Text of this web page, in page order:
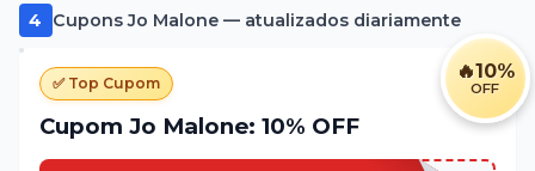
4 CuponsJo Malone— atualizados diariamente
🔥10%
OFF
✅ Top Cupom
Cupom Jo Malone: 10% OFF